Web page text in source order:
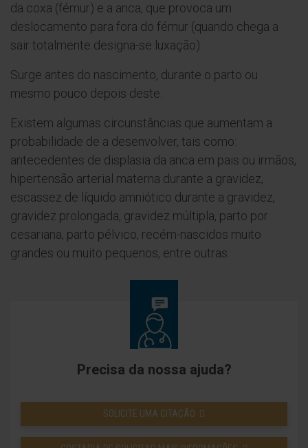
da coxa (fémur) e a anca, que provoca um
deslocamento para fora do fémur (quando chega a
sair totalmente designa-se luxação).
Surge antes do nascimento, durante o parto ou
mesmo pouco depois deste.
Existem algumas circunstâncias que aumentam a
probabilidade de a desenvolver, tais como:
antecedentes de displasia da anca em pais ou irmãos,
hipertensão arterial materna durante a gravidez,
escassez de líquido amniótico durante a gravidez,
gravidez prolongada, gravidez múltipla, parto por
cesariana, parto pélvico, recém-nascidos muito
grandes ou muito pequenos, entre outras.
Precisa da nossa ajuda?
SOLICITE UMA CITAÇÃO